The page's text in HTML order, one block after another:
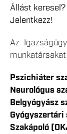
Állást
Jelentkezz!
Az
Pszichiáter
Neurológus
Belgyógyász
Gyógyszertári
Szakápoló